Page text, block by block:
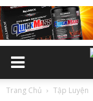
Trang Chủ Tập Luyện